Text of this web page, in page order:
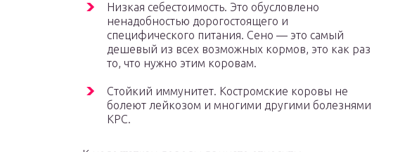
Низкая себестоимость. Это обусловлено
ненадобностью дорогостоящего и
специфического питания. Сено — это самый
дешевый из всех возможных кормов, это как раз
то, что нужно этим коровам.
Стойкий иммунитет. Костромские коровы не
болеют лейкозом и многими другими болезнями
КРС.